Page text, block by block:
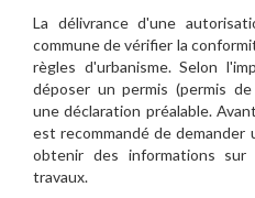
La délivrance d'une
commune de vérifier la
règles d'urbanisme. Selon
déposer un permis (permis
une déclaration préalable.
est recommandé de
obtenir des informations
travaux.